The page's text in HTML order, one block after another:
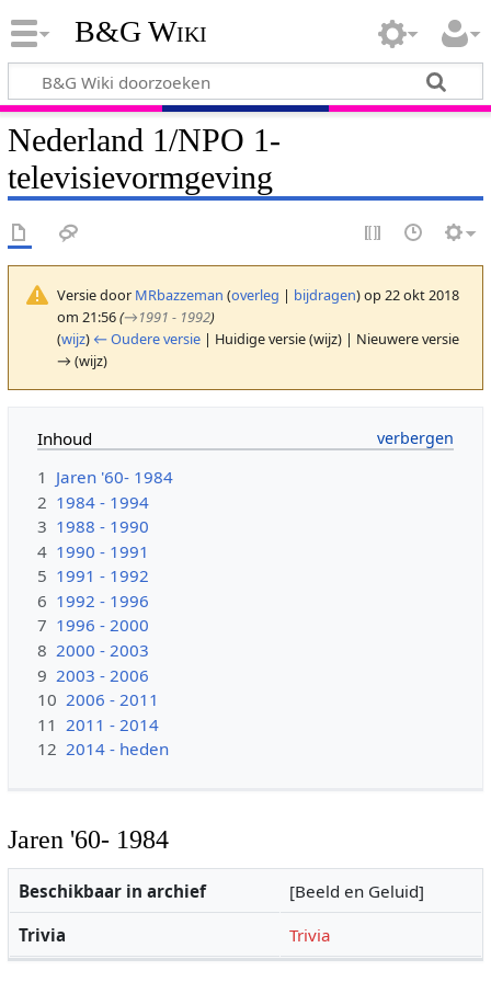
B&G Wiki
Nederland 1/NPO 1-
televisievormgeving
Versie door MRbazzeman (overleg | bijdragen)op 22 okt 2018
om 21:56(→1991 - 1992)
(wijz) ← Oudere versie| Huidige versie (wijz) | Nieuwere versie
→ (wijz)
Inhoud
1 Jaren '60- 1984
2 1984 - 1994
3 1988 - 1990
4 1990 - 1991
5 1991 - 1992
6 1992 - 1996
7 1996 - 2000
8 2000 - 2003
9 2003 - 2006
10 2006 - 2011
11 2011 - 2014
12 2014 - heden
Jaren '60- 1984
Beschikbaar in archief
[Beeld en Geluid]
Trivia
Trivia